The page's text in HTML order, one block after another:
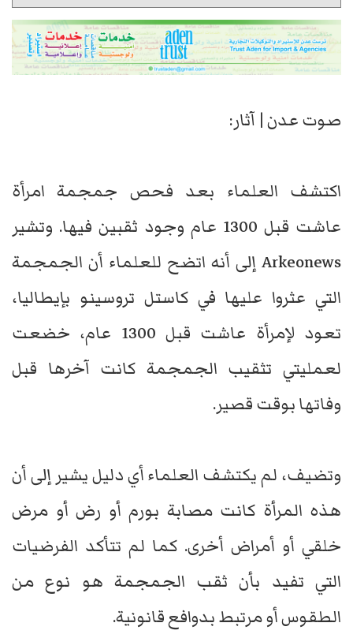
صوت عدن | آثار:
اكتشف العلماء بعد فحص جمجمة امرأة
عاشت قبل 1300 عام وجود ثقبين فيها. وتشير
Arkeonews إلى أنه اتضح للعلماء أن الجمجمة
التي عثروا عليها في كاستل تروسينو بإيطاليا،
تعود لإمرأة عاشت قبل 1300 عام، خضعت
لعمليتي تثقيب الجمجمة كانت آخرها قبل
وفاتها بوقت قصير.
وتضيف، لم يكتشف العلماء أي دليل يشير إلى أن
هذه المرأة كانت مصابة بورم أو رض أو مرض
خلقي أو أمراض أخرى. كما لم تتأكد الفرضيات
التي تفيد بأن ثقب الجمجمة هو نوع من
الطقوس أو مرتبط بدوافع قانونية.